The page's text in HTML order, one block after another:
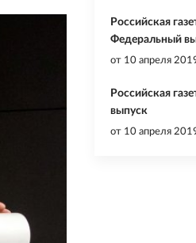
Российская
Федеральный
от 10 апреля
Российская
выпуск
от 10 апреля